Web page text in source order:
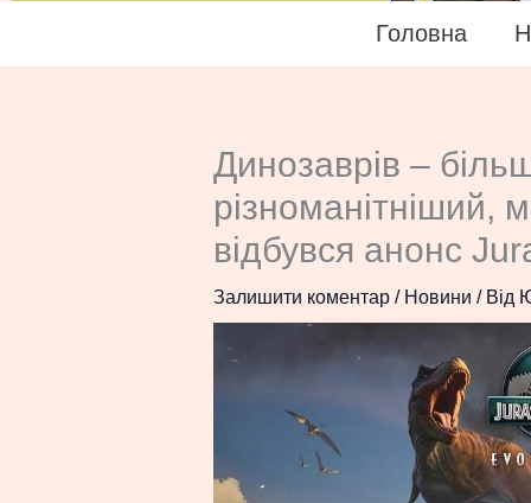
Головна
Динозаврів –
різноманітніший,
відбувся анонс
Залишити коментар / Новини / Від